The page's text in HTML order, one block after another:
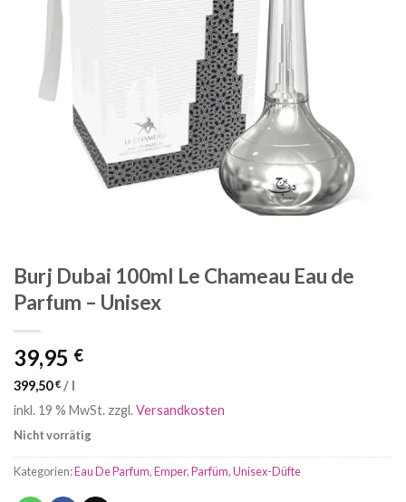
Burj Dubai 100ml Le Chameau Eau de
Parfum – Unisex
39,95 €
399,50€ / l
inkl. 19 % MwSt. zzgl.Versandkosten
Nicht vorrätig
Kategorien:Eau De Parfum,Emper,Parfüm,Unisex-Düfte